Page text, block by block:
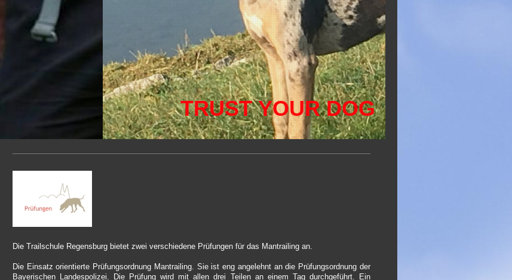
TRUST YOUR DOG
Die Trailschule Regensburg bietet zwei verschiedene Prüfungen für das Mantrailing an.
Die Einsatz orientierte Prüfungsordnung Mantrailing. Sie ist eng angelehnt an die Prüfungsordnung der
Bayerischen Landespolizei. Die Prüfung wird mit allen drei Teilen an einem Tag durchgeführt. Ein